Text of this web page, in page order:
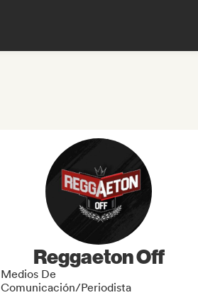
Reggaeton Off
Medios De
Comunicación/Periodista